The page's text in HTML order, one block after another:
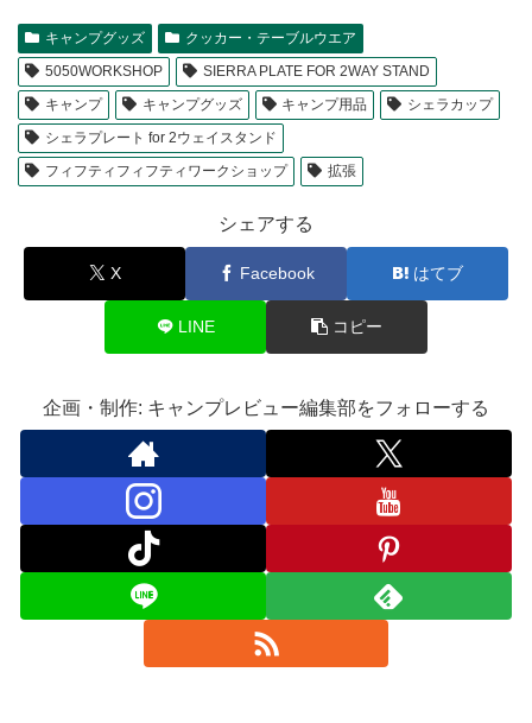
キャンプグッズ
クッカー・テーブルウエア
5050WORKSHOP
SIERRA PLATE FOR 2WAY STAND
キャンプ
キャンプグッズ キャンプ用品
シェラカップ
シェラプレート for 2ウェイスタンド
フィフティフィフティワークショップ
拡張
シェアする
X Facebook はてブ
LINE コピー
企画・制作: キャンプレビュー編集部をフォローする